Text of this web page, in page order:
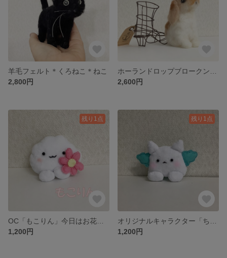
羊毛フェルト＊くろねこ＊ねこ
2,800円
2,600円
残り1点
1,200円
残り1点
1,200円